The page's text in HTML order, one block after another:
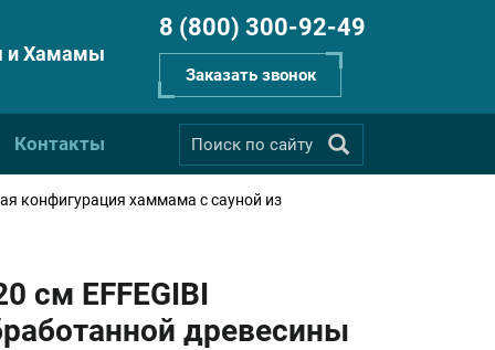
и Хамамы
8 (800) 300-92-49
Заказать звонок
Контакты
конфигурация хаммама с сауной из
см EFFEGIBI
древесины